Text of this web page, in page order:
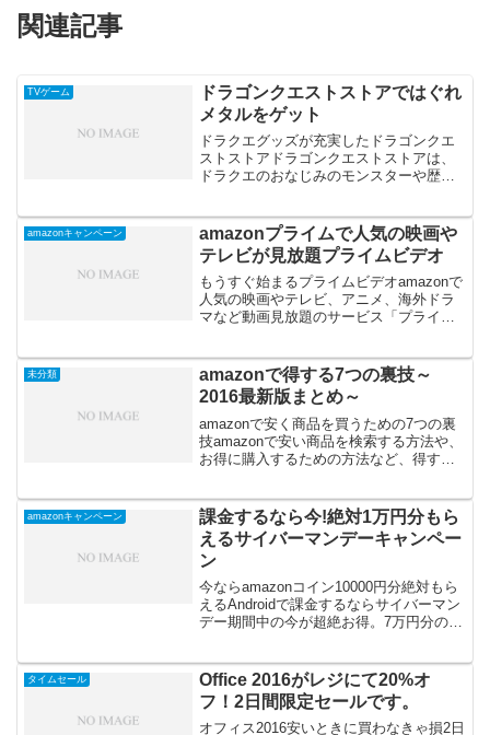
関連記事
TVゲーム
ドラゴンクエストストアではぐれ
メタルをゲット
ドラクエグッズが充実したドラゴンクエ
ストストアドラゴンクエストストアは、
ドラクエのおなじみのモンスターや歴代
パズル、コスプレ、トレカ、バトエン、
食玩などなどドラクエにま...
amazonキャンペーン
amazonプライムで人気の映画や
テレビが見放題プライムビデオ
もうすぐ始まるプライムビデオamazonで
人気の映画やテレビ、アニメ、海外ドラ
マなど動画見放題のサービス「プライム
ペアレント」「モーツアルト・イン・
ザ・ジャングル」「T...
未分類
amazonで得する7つの裏技～
2016最新版まとめ～
amazonで安く商品を買うための7つの裏
技amazonで安い商品を検索する方法や、
お得に購入するための方法など、得する
amazonでは商品毎に割引率が表示されて
います。中...
amazonキャンペーン
課金するなら今!絶対1万円分もら
えるサイバーマンデーキャンペー
ン
今ならamazonコイン10000円分絶対もら
えるAndroidで課金するならサイバーマン
デー期間中の今が超絶お得。7万円分の
インキャンペーン期間は201...
タイムセール
Office 2016がレジにて20%オ
フ！2日間限定セールです。
オフィス2016安いときに買わなきゃ損2日